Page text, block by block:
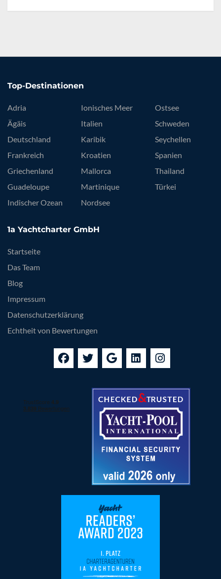
Top-Destinationen
Adria
Ägäis
Deutschland
Frankreich
Griechenland
Guadeloupe
Indischer Ozean
Ionisches Meer
Italien
Karibik
Kroatien
Mallorca
Martinique
Nordsee
Ostsee
Schweden
Seychellen
Spanien
Thailand
Türkei
1a Yachtcharter GmbH
Startseite
Das Team
Blog
Impressum
Datenschutzerklärung
Echtheit von Bewertungen